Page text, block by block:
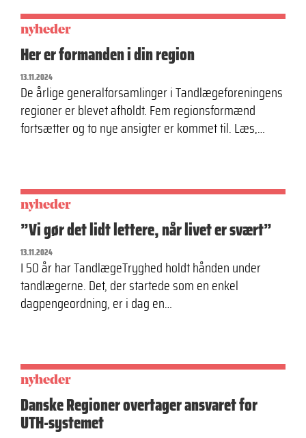
nyheder
Her er formanden i din region
13.11.2024
De årlige generalforsamlinger i Tandlægeforeningens
regioner er blevet afholdt. Fem regionsformænd
fortsætter og to nye ansigter er kommet til. Læs,…
nyheder
”Vi gør det lidt lettere, når livet er svært”
13.11.2024
I 50 år har TandlægeTryghed holdt hånden under
tandlægerne. Det, der startede som en enkel
dagpengeordning, er i dag en…
nyheder
Danske Regioner overtager ansvaret for
UTH-systemet